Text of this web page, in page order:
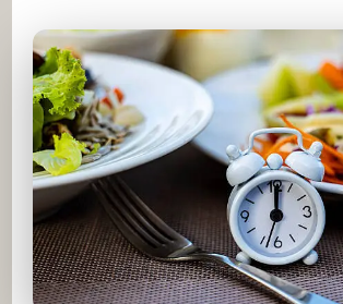
modified: